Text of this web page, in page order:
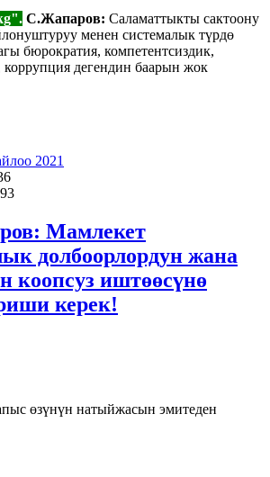
С.Жапаров: Саламаттыкты сактоону
менен системалык түрдө
бюрократия, компетентсиздик,
дегендин баарын жок
2021
Мамлекет
долбоорлордун жана
коопсуз иштөөсүнө
керек!
өзүнүн натыйжасын эмитеден